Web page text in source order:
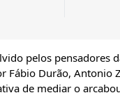
pelos pensadores
Durão, Antonio
de mediar o